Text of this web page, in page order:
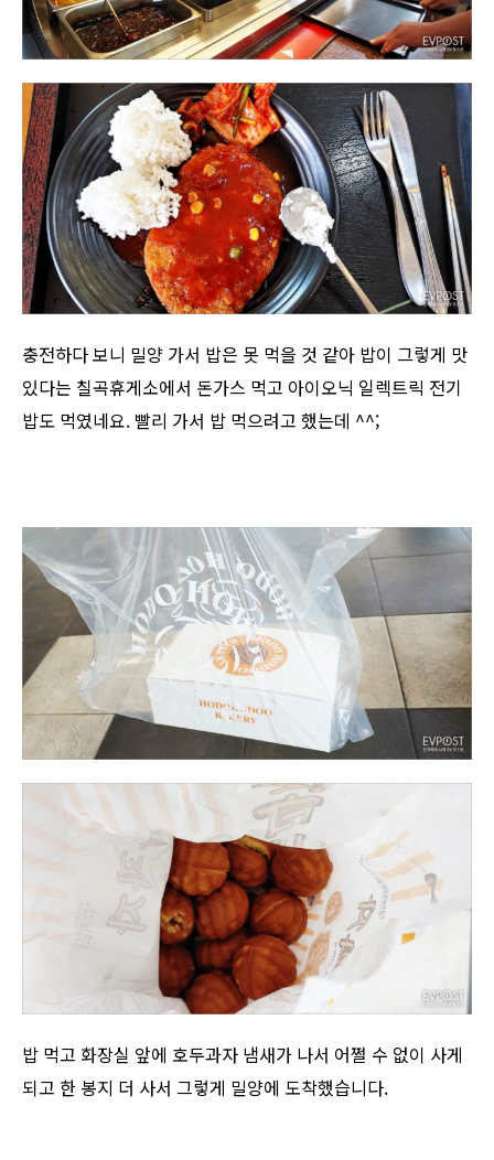
충전하다 보니 밀양 가서 밥은 못 먹을 것 같아 밥이 그렇게 맛
있다는 칠곡휴게소에서 돈가스 먹고 아이오닉 일렉트릭 전기
밥도 먹였네요. 빨리 가서 밥 먹으려고 했는데 ^^;
밥 먹고 화장실 앞에 호두과자 냄새가 나서 어쩔 수 없이 사게
되고 한 봉지 더 사서 그렇게 밀양에 도착했습니다.